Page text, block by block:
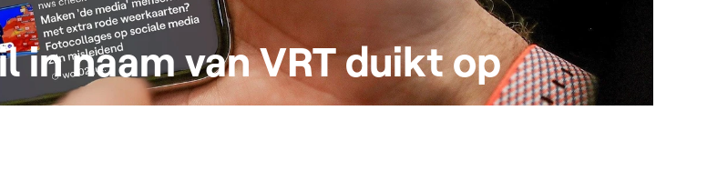
in naam van VRT duikt op